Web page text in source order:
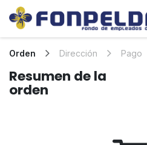
Ir al contenido
Orden Dirección Pago
Resumen de la
orden